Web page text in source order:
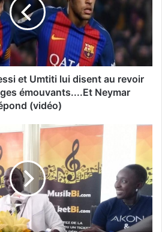
et Umtiti lui disent au revoir
émouvants....Et Neymar
(vidéo)